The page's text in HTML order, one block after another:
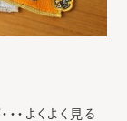
・よくよく見る